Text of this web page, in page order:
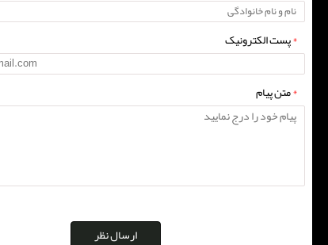
*پست الکترونیک
*متن پیام
ارسال نظر